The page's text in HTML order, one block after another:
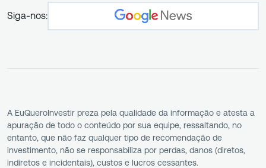
Siga-nos:
A EuQueroInvestir preza pela qualidade da informação e atesta a
apuração de todo o conteúdo por sua equipe, ressaltando, no
entanto, que não faz qualquer tipo de recomendação de
investimento, não se responsabiliza por perdas, danos (diretos,
indiretos e incidentais), custos e lucros cessantes.